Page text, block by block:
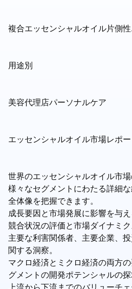
複合エッセンシャルオイル片側
用途別
美容代理店パーソナルケア
エッセンシャルオイル市場レポ
世界のエッセンシャルオイル市場
様々なセグメントにわたる詳細
全体像を把握できます。
成長要因と市場発展に影響を与え
競合状況の評価と市場ダイナミク
主要な利害関係者、主要企業、
関する洞察。
マクロ経済とミクロ経済の両方
グメントの開発ポテンシャルの探
上流から下流までのバリューチェ